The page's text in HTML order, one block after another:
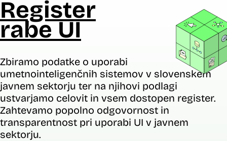
Register
rabe UI
Zbiramo podatke o uporabi
umetnointeligenčnih sistemov v slovenskem
javnem sektorju ter na njihovi podlagi
ustvarjamo celovit in vsem dostopen register.
Zahtevamo popolno odgovornost in
transparentnost pri uporabi UI v javnem
sektorju.